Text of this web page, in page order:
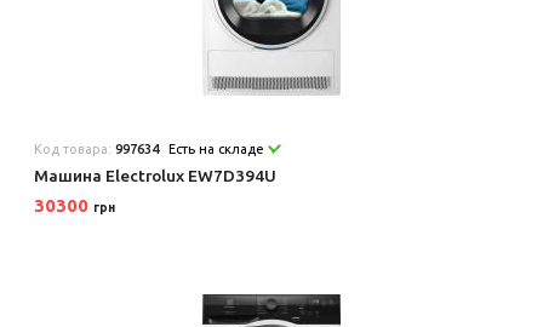
Код товара:997634 Есть на складе
Машина Electrolux EW7D394U
30300 грн